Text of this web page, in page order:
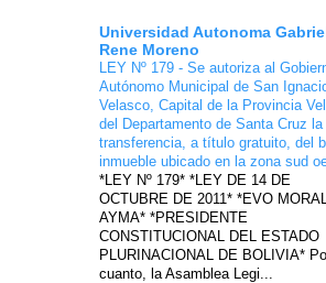
Universidad Autonoma
Rene Moreno
LEY Nº 179 - Se autoriza al
Autónomo Municipal de San
Velasco, Capital de la Provincia
del Departamento de Santa Cruz la
transferencia, a título gratuito, del
inmueble ubicado en la zona sud
*LEY Nº 179* *LEY DE 14 DE
OCTUBRE DE 2011* *EVO
AYMA* *PRESIDENTE
CONSTITUCIONAL DEL ESTADO
PLURINACIONAL DE BOLIVIA*
cuanto, la Asamblea Legi...